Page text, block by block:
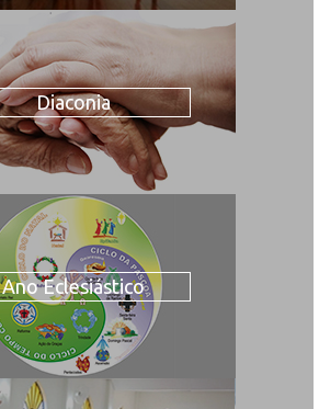
Diaconia
Ano Eclesiástico